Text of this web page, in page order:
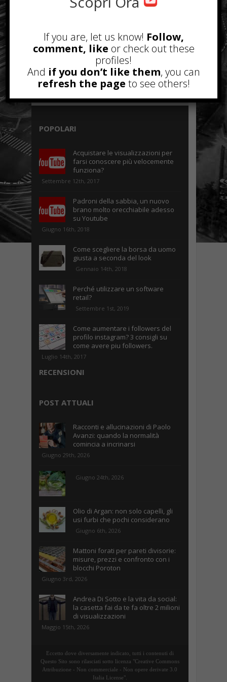
POPOLARI
Acquistare le visualizzazioni per
farsi conoscere più velocemente
funziona?
Settembre 12th, 2017
Padroni della sabbia, un nuovo
brano molto orecchiabile adesso
su Youtube
Giugno 16th, 2018
Come scegliere la borsa da uomo
giusta a seconda del look
Gennaio 14th, 2018
Perché utilizzare un software
retail?
Settembre 1st, 2019
Come aumentare i followers del
profilo instagram? 3 consigli su
come avere piu followers.
Luglio 14th, 2017
RECENSIONI
POST ATTUALI
Racconti e allucinazioni di Paolo
Avanzi: quando la normalità
comincia a incrinarsi
Giugno 29th, 2026
Giugno 24th, 2026
Olio di Argan: non solo capelli, gli
usi furbi che pochi considerano
Giugno 6th, 2026
Mattoni forati per pareti divisorie:
misure, prezzi e confronto con i
blocchi Poroton
Giugno 3rd, 2026
Andrea Di Sotto e la vita da social:
la casetta fai da te fa oltre 2 milioni
di visualizzazioni
Maggio 15th, 2026
Eccetto dove diversamente indicato, tutti i contenuti di
Questo Sito sono rilasciati sotto licenza "Creative Commons
Attribuzione - Non commerciale - Non opere derivate 3.0
Italia License".
If you are, let us know! Follow,
comment, like or check out these
profiles!
And if you don’t like them, you can
refresh the page to see others!